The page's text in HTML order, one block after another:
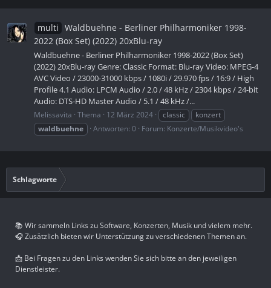
multi Waldbuehne - Berliner Philharmoniker 1998-
2022 (Box Set) (2022) 20xBlu-ray
Waldbuehne - Berliner Philharmoniker 1998-2022 (Box Set)
(2022) 20xBlu-ray Genre: Classic Format: Blu-ray Video: MPEG-4
AVC Video / 23000-31000 kbps / 1080i / 29.970 fps / 16:9 / High
Profile 4.1 Audio: LPCM Audio / 2.0 / 48 kHz / 2304 kbps / 24-bit
Audio: DTS-HD Master Audio / 5.1 / 48 kHz /...
Melissavita Thema 12 März 2024 classic
konzert
waldbuehne
Antworten: 0 Forum: Konzerte/Musikvideo's
Schlagworte
📚 Wir sammeln Links zu Software, Konzerten, Musik und vielem mehr.
🎧 Zusätzlich bieten wir Unterstützung zu verschiedenen Themen an.
📩 Bei Fragen zu den Links wenden Sie sich bitte an den jeweiligen
Dienstleister.